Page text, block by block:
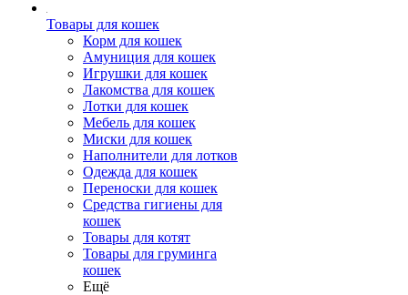
Товары для кошек
Корм для кошек
Амуниция для кошек
Игрушки для кошек
Лакомства для кошек
Лотки для кошек
Мебель для кошек
Миски для кошек
Наполнители для лотков
Одежда для кошек
Переноски для кошек
Средства гигиены для
кошек
Товары для котят
Товары для груминга
кошек
Ещё